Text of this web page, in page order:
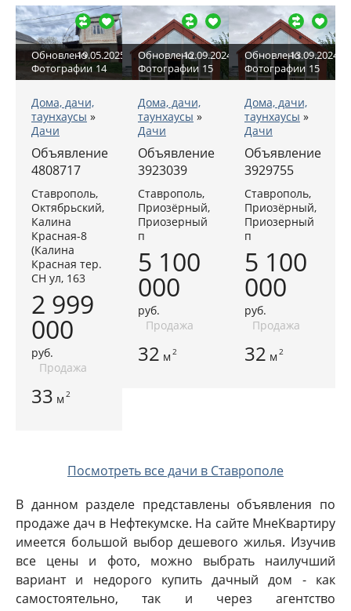
Обновлено19.05.2025
Фотографии 14
Дома, дачи,
таунхаусы »
Дачи
Объявление
4808717
Ставрополь,
Октябрьский,
Калина
Красная-8
(Калина
Красная тер.
СН ул, 163
2 999
000
руб.
Продажа
33 м 2
Обновлено12.09.2024
Фотографии 15
Дома, дачи,
таунхаусы »
Дачи
Объявление
3923039
Ставрополь,
Приозёрный,
Приозерный
п
5 100
000
руб.
Продажа
32 м 2
Обновлено13.09.2024
Фотографии 15
Дома, дачи,
таунхаусы »
Дачи
Объявление
3929755
Ставрополь,
Приозёрный,
Приозерный
п
5 100
000
руб.
Продажа
32 м 2
Посмотреть все дачи в Ставрополе
В данном разделе представлены объявления по
продаже дач в Нефтекумске. На сайте МнеКвартиру
имеется большой выбор дешевого жилья. Изучив
все цены и фото, можно выбрать наилучший
вариант и недорого купить дачный дом - как
самостоятельно, так и через агентство